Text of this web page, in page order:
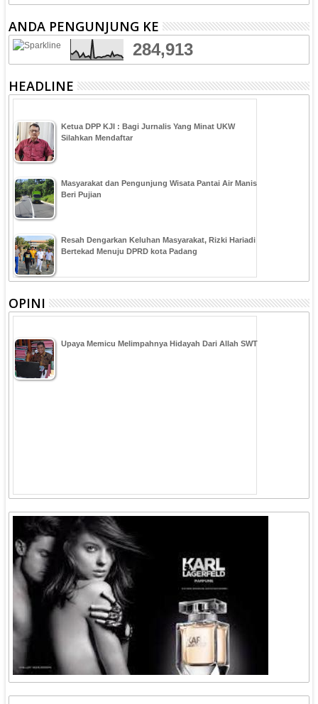
ANDA PENGUNJUNG KE
284,913
HEADLINE
Ketua DPP KJI : Bagi Jurnalis Yang Minat UKW
Silahkan Mendaftar
Masyarakat dan Pengunjung Wisata Pantai Air Manis
Beri Pujian
Resah Dengarkan Keluhan Masyarakat, Rizki Hariadi
Bertekad Menuju DPRD kota Padang
OPINI
Upaya Memicu Melimpahnya Hidayah Dari Allah SWT